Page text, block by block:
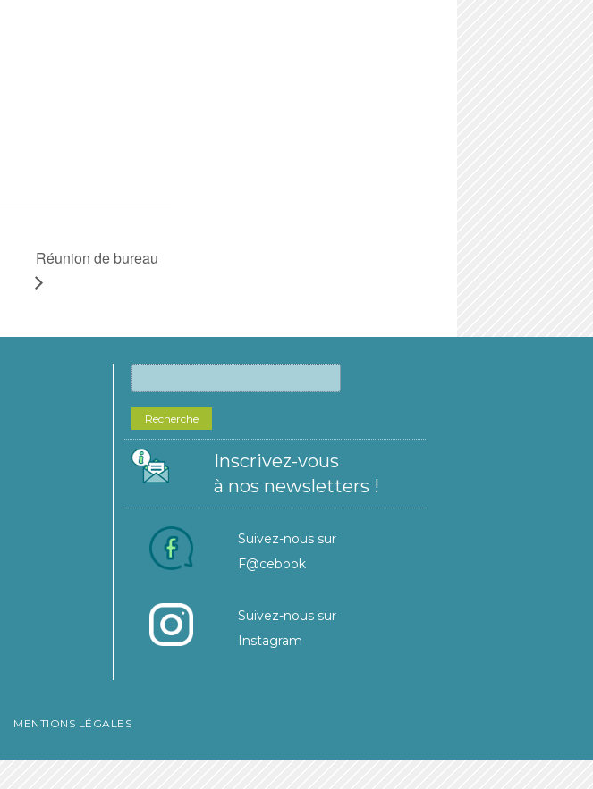
Réunion de bureau
Recherche
Inscrivez-vous
à nos newsletters !
Suivez-nous sur
F@cebook
Suivez-nous sur
Instagram
MENTIONS LÉGALES